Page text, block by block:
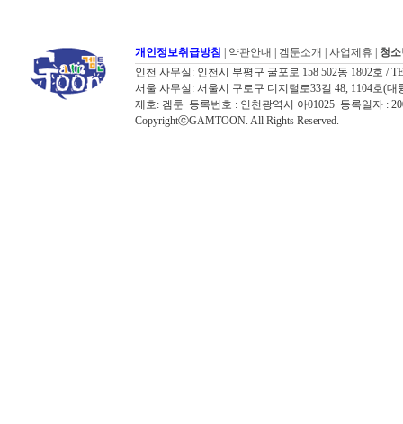
개인정보취급방침 약관안내 겜툰소개 사업제휴
청
인천 사무실: 인천시 부평구 굴포로 158 502동 1802호 /
서울 사무실: 서울시 구로구 디지털로33길 48, 1104호(대
제호: 겜툰 등록번호 : 인천광역시 아01025 등록일자 :
CopyrightⓒGAMTOON. All Rights Reserved.